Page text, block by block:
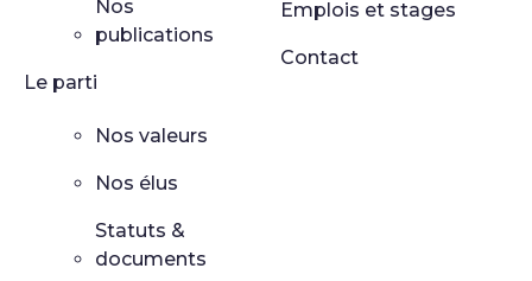
Nos
publications
Le parti
Nos valeurs
Nos élus
Statuts &
documents
Emplois et stages
Contact